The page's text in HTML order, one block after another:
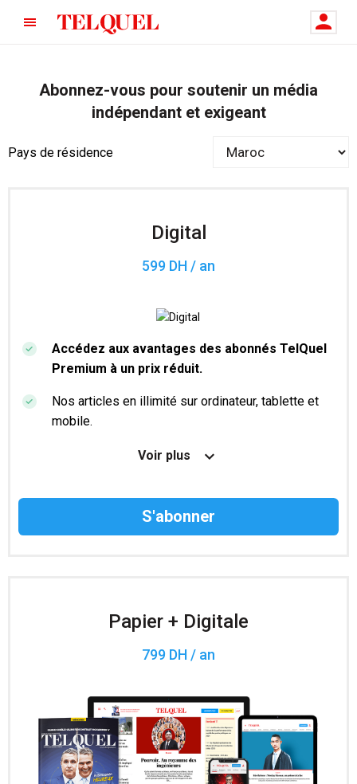
Abonnez-vous pour soutenir un média
indépendant et exigeant
Pays de résidence
Digital
599 DH / an
Accédez aux avantages des abonnés TelQuel
Premium à un prix réduit.
Nos articles en illimité sur ordinateur, tablette et
mobile.
Le magazine TelQuel en numérique avant la sortie
Des informations confidentielles résérvées aux
Voir plus
Papier + Digitale
799 DH / an